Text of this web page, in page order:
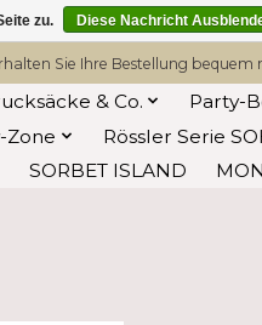
Sie Ihre Bestellung bequem
& Co. Party-
Zone Rössler Serie
SORBET ISLAND
zu. Diese Nachricht